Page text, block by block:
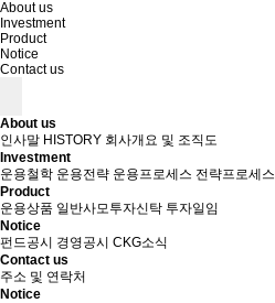
About us
Investment
Product
Notice
Contact us
About us
인사말 HISTORY 회사개요 및 조직도
Investment
운용철학 운용전략 운용프로세스 전략프로세스
Product
운용상품 일반사모투자신탁 투자일임
Notice
펀드공시
경영공시 CKG소식
Contact us
주소 및 연락처
Notice